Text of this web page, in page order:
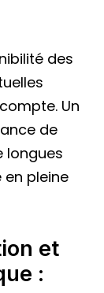
des
Un
de
longues
en pleine
et
: